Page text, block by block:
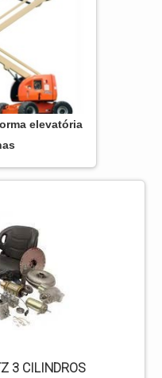
elevatória
3 CILINDROS